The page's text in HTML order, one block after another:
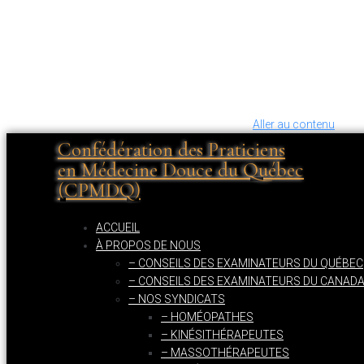
Aller au contenu
Confédération des Praticiens
en Médecine Douce du Québec
(CPMDQ)
ACCUEIL
À PROPOS DE NOUS
– CONSEILS DES EXAMINATEURS DU QUÉBEC
– CONSEILS DES EXAMINATEURS DU CANADA
– NOS SYNDICATS
– HOMÉOPATHES
– KINÉSITHÉRAPEUTES
– MASSOTHÉRAPEUTES